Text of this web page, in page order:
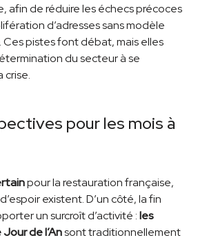
afin de réduire les échecs précoces
d’adresses sans modèle
pistes font débat, mais elles
du secteur à se
crise.
pour les mois à
pour la restauration française,
existent. D’un côté, la fin
un surcroît d’activité :les
de l’Ansont traditionnellement